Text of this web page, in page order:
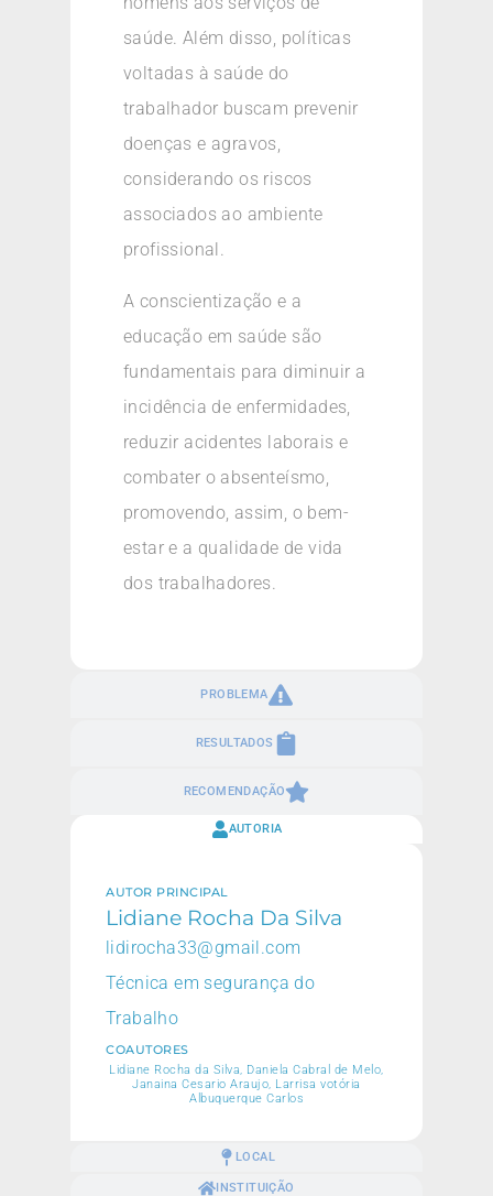
PROBLEMA
RESULTADOS
RECOMENDAÇÃO
saúde. Além disso, políticas
voltadas à saúde do
trabalhador buscam prevenir
doenças e agravos,
considerando os riscos
associados ao ambiente
profissional.
A conscientização e a
educação em saúde são
fundamentais para diminuir a
incidência de enfermidades,
reduzir acidentes laborais e
combater o absenteísmo,
promovendo, assim, o bem-
estar e a qualidade de vida
dos trabalhadores.
AUTORIA
LOCAL
INSTITUIÇÃO
AUTOR PRINCIPAL
Lidiane Rocha Da Silva
lidirocha33@gmail.com
Técnica em segurança do
Trabalho
COAUTORES
Lidiane Rocha da Silva, Daniela Cabral de Melo,
Janaina Cesario Araujo, Larrisa votória
Albuquerque Carlos